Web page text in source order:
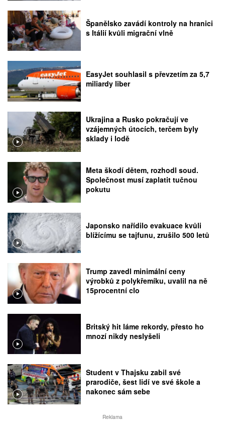
Španělsko zavádí kontroly na hranici
s Itálií kvůli migrační vlně
EasyJet souhlasil s převzetím za 5,7
miliardy liber
Ukrajina a Rusko pokračují ve
vzájemných útocích, terčem byly
sklady i lodě
Meta škodí dětem, rozhodl soud.
Společnost musí zaplatit tučnou
pokutu
Japonsko nařídilo evakuace kvůli
blížícímu se tajfunu, zrušilo 500 letů
Trump zavedl minimální ceny
výrobků z polykřemíku, uvalil na ně
15procentní clo
Britský hit láme rekordy, přesto ho
mnozí nikdy neslyšeli
Student v Thajsku zabil své
prarodiče, šest lidí ve své škole a
nakonec sám sebe
Reklama